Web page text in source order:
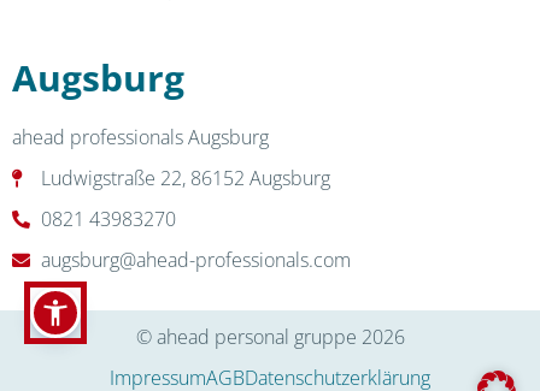
Augsburg
ahead professionals Augsburg
Ludwigstraße 22, 86152 Augsburg
0821 43983270
augsburg@ahead-professionals.com
© ahead personal gruppe 2026
ImpressumAGBDatenschutzerklärung